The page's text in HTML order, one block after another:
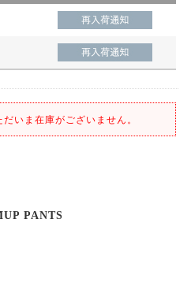
いま在庫がございません。
PANTS